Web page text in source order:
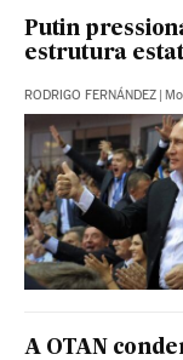
Putin
estrutura
RODRIGO FERNÁNDEZ |
A OTAN